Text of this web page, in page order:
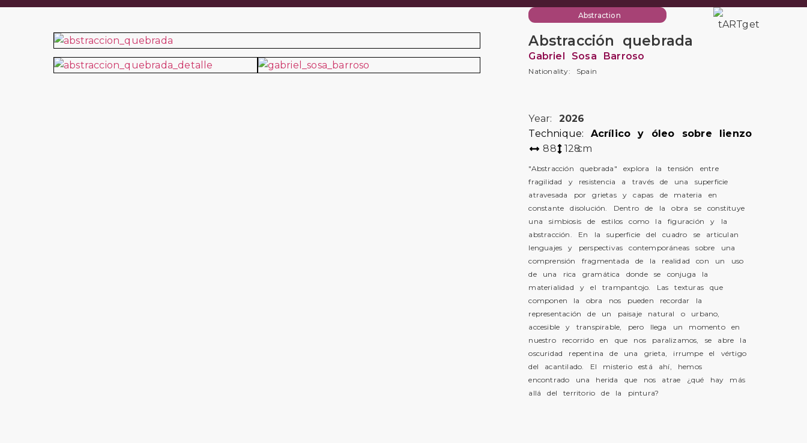
Abstraction
Abstracción quebrada
Gabriel Sosa Barroso
Nationality: Spain
Year: 2026
Technique: Acrílico y óleo sobre lienzo
88
128cm
"Abstracción quebrada" explora la tensión entre
fragilidad y resistencia a través de una superficie
atravesada por grietas y capas de materia en
constante disolución. Dentro de la obra se constituye
una simbiosis de estilos como la figuración y la
abstracción. En la superficie del cuadro se articulan
lenguajes y perspectivas contemporáneas sobre una
comprensión fragmentada de la realidad con un uso
de una rica gramática donde se conjuga la
materialidad y el trampantojo. Las texturas que
componen la obra nos pueden recordar la
representación de un paisaje natural o urbano,
accesible y transpirable, pero llega un momento en
nuestro recorrido en que nos paralizamos, se abre la
oscuridad repentina de una grieta, irrumpe el vértigo
del acantilado. El misterio está ahí, hemos
encontrado una herida que nos atrae ¿qué hay más
allá del territorio de la pintura?